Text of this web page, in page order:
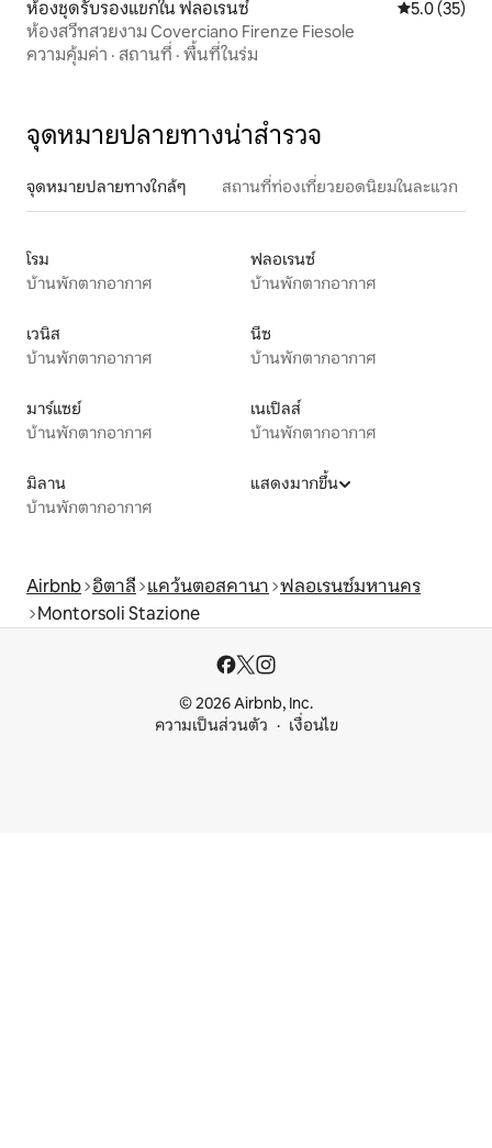
ห้องชุดรับรองแขกใน ฟลอเรนซ์ คะแนนเฉลี่ย
5.0 (35)
ห้องสวีทสวยงาม Coverciano Firenze Fiesole
ความคุ้มค่า · สถานที่ · พื้นที่ในร่ม
จุดหมายปลายทางน่าสำรวจ
จุดหมายปลายทางใกล้ๆ สถานที่ท่องเที่ยวยอดนิยมในละแวก
โรม
บ้านพักตากอากาศ
ฟลอเรนซ์
บ้านพักตากอากาศ
เวนิส
บ้านพักตากอากาศ
นีซ
บ้านพักตากอากาศ
มาร์แซย์
บ้านพักตากอากาศ
เนเปิลส์
บ้านพักตากอากาศ
มิลาน
บ้านพักตากอากาศ
แสดงมากขึ้น
Airbnb อิตาลี แคว้นตอสคานา ฟลอเรนซ์มหานคร
Montorsoli Stazione
© 2026 Airbnb, Inc.
ความเป็นส่วนตัว
เงื่อนไข